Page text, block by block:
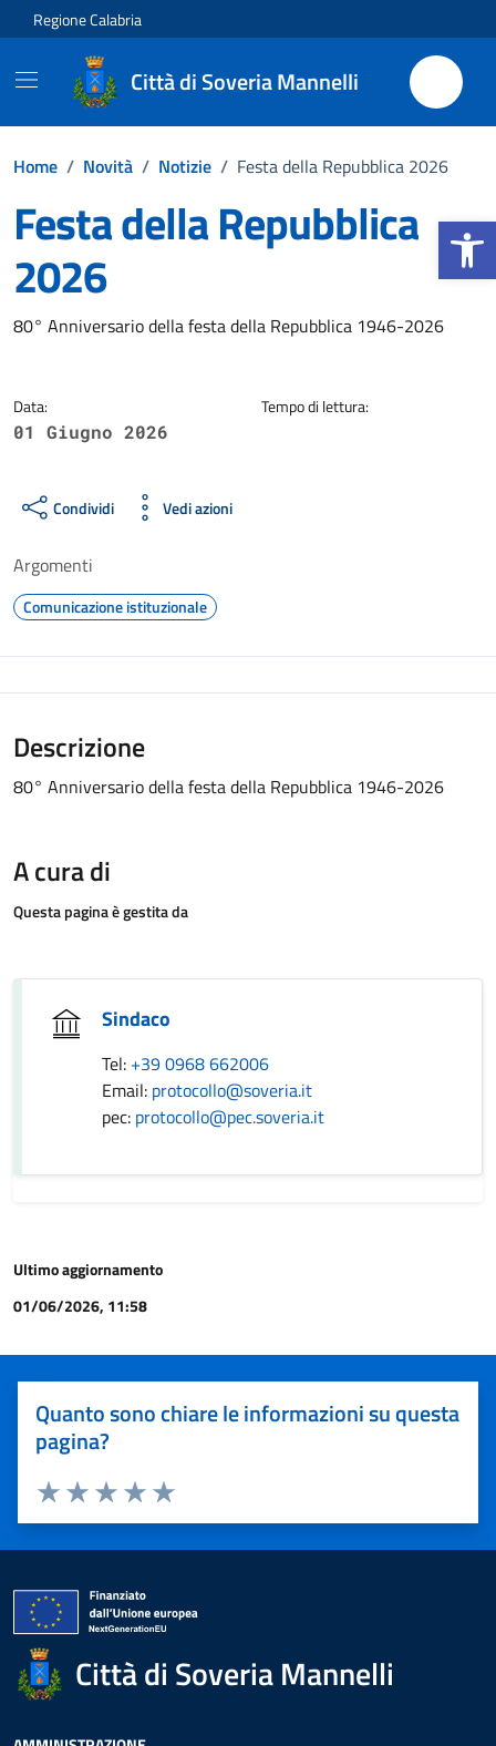
Apri la
Vai ai contenuti
Vai al footer
Regione Calabria
Città di Soveria Mannelli
Home / Novità / Notizie / Festa della Repubblica 2026
Festa della Repubblica
2026
Dettagli della notizia
80° Anniversario della festa della Repubblica 1946-2026
Data:
01 Giugno 2026
Tempo di lettura:
Condividi Vedi azioni
Argomenti
Comunicazione istituzionale
Descrizione
80° Anniversario della festa della Repubblica 1946-2026
A cura di
Questa pagina è gestita da
Sindaco
Tel: +39 0968 662006
Email: protocollo@soveria.it
pec: protocollo@pec.soveria.it
Ultimo aggiornamento
01/06/2026, 11:58
Quanto sono chiare le informazioni su questa
pagina?
Valuta 5 stelle su 5
Valuta 4 stelle su 5
Valuta 3 stelle su 5
Valuta 2 stelle su 5
Valuta 1 stelle su 5
Città di Soveria Mannelli